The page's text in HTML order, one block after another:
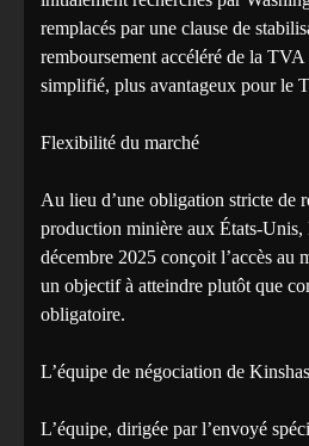
remplacés par une clause de
remboursement accéléré de la
simplifié, plus avantageux pour le
Flexibilité du marché
Au lieu d’une obligation stricte de
production minière aux États-Unis,
décembre 2025 conçoit l’accès au
un objectif à atteindre plutôt que
obligatoire.
L’équipe de négociation de
L’équipe, dirigée par l’envoyé